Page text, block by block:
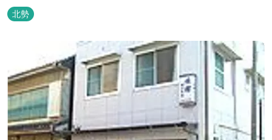
たします。
北勢